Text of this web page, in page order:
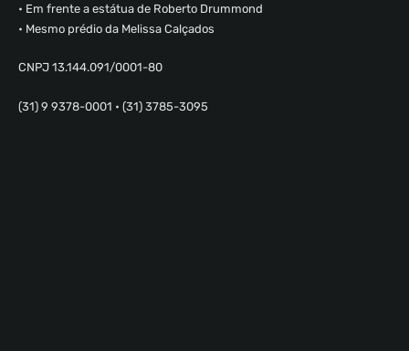
• Em frente a estátua de Roberto Drummond
• Mesmo prédio da Melissa Calçados
CNPJ 13.144.091/0001-80
(31) 9 9378-0001 • (31) 3785-3095